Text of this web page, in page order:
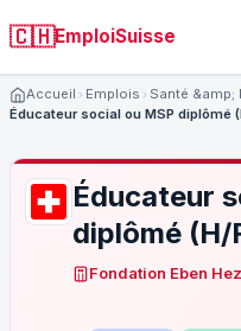
🇨🇭EmploiSuisse
Accueil Emplois
Santé &amp;
Éducateur social ou MSP diplômé
Éducateur
diplômé
Fondation Eben